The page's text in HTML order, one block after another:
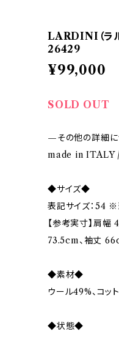
LARDINI（ラ
26429
¥99,000
SOLD OUT
—その他の詳細
made in ITALY /
◆サイズ◆
表記サイズ：54 ※
【参考実寸】肩
73.5cm、袖丈
◆素材◆
ウール49%、コッ
◆状態◆